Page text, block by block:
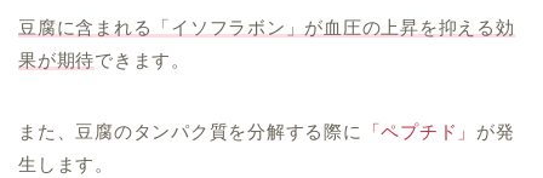
豆腐に含まれる「イソフラボン」が血圧の上昇を抑える効
果が期待できます。
また、豆腐のタンパク質を分解する際に 「ペプチド」 が発
生します。